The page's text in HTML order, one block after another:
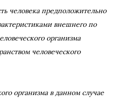
человека предположительно
внешнего по
организма
человеческого
организма в данном случае